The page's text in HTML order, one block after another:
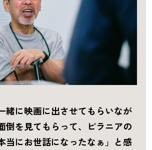
緒に映画に出させてもらいなが
倒を見てもらって、ピラニアの
当にお世話になったなぁ」と感